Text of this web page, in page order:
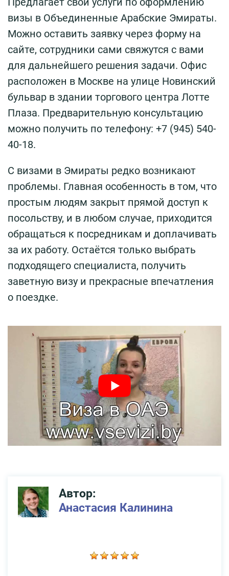
визы в Объединенные Арабские Эмираты.
Можно оставить заявку через форму на
сайте, сотрудники сами свяжутся с вами
для дальнейшего решения задачи. Офис
расположен в Москве на улице Новинский
бульвар в здании торгового центра Лотте
Плаза. Предварительную консультацию
можно получить по телефону: +7 (945) 540-
40-18.
С визами в Эмираты редко возникают
проблемы. Главная особенность в том, что
простым людям закрыт прямой доступ к
посольству, и в любом случае, приходится
обращаться к посредникам и доплачивать
за их работу. Остаётся только выбрать
подходящего специалиста, получить
заветную визу и прекрасные впечатления
о поездке.
Автор:
Анастасия Калинина